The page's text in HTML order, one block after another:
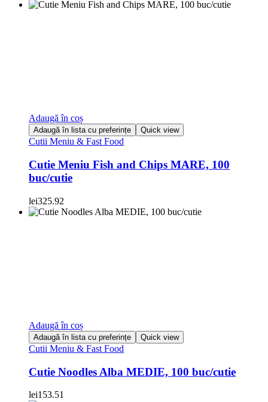
Adaugă în coș
Adaugă în lista cu preferințe Quick view
Cutii Meniu & Fast Food
Cutie Meniu Fish and Chips MARE, 100
buc/cutie
lei325.92
Adaugă în coș
Adaugă în lista cu preferințe Quick view
Cutii Meniu & Fast Food
Cutie Noodles Alba MEDIE, 100 buc/cutie
lei153.51